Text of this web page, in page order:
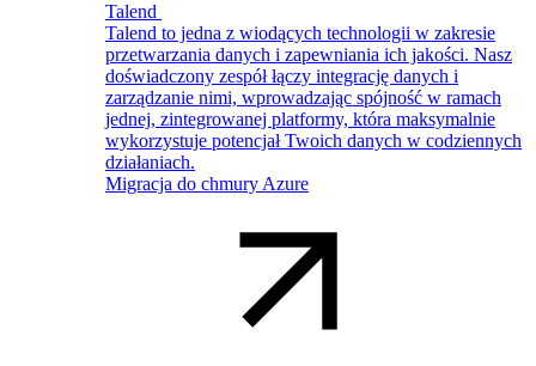
Talend
Talend to jedna z wiodących technologii w zakresie
przetwarzania danych i zapewniania ich jakości. Nasz
doświadczony zespół łączy integrację danych i
zarządzanie nimi, wprowadzając spójność w ramach
jednej, zintegrowanej platformy, która maksymalnie
wykorzystuje potencjał Twoich danych w codziennych
działaniach.
Migracja do chmury Azure